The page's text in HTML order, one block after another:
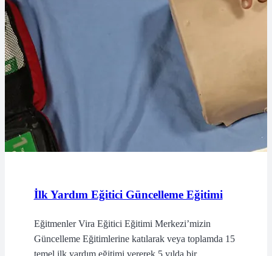
İlk Yardım Eğitici Güncelleme Eğitimi
Eğitmenler Vira Eğitici Eğitimi Merkezi’mizin
Güncelleme Eğitimlerine katılarak veya toplamda 15